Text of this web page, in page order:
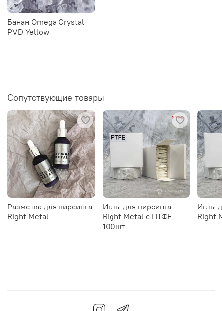
Банан Omega Crystal
PVD Yellow
Сопутствующие товары
Разметка для пирсинга
Right Metal
Иглы для пирсинга
Right Metal c ПТФЕ -
100шт
Иглы
Right